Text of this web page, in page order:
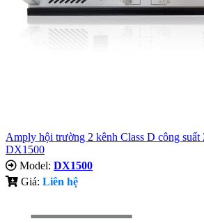
Amply hội trường 2 kênh Class D công suất
DX1500
Model: DX1500
Giá: Liên hệ